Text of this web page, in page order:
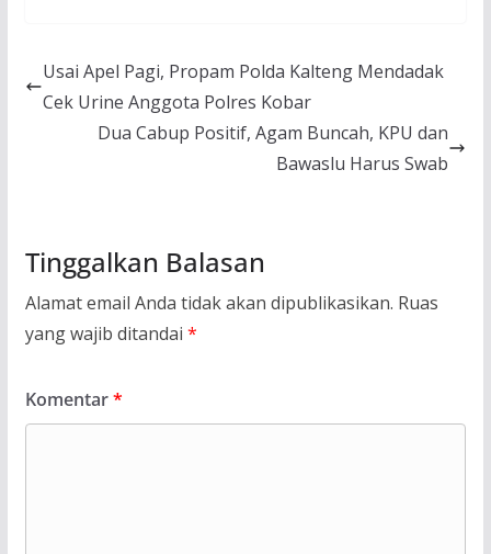
Usai Apel Pagi, Propam Polda Kalteng Mendadak
Cek Urine Anggota Polres Kobar
Dua Cabup Positif, Agam Buncah, KPU dan
Bawaslu Harus Swab
Tinggalkan Balasan
Alamat email Anda tidak akan dipublikasikan. Ruas
yang wajib ditandai *
Komentar*